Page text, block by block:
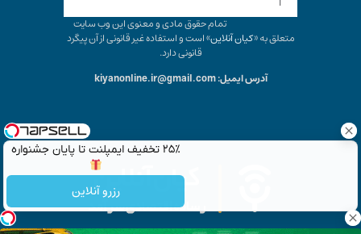
۲۵٪ تخفیف ایمپلنت تا پایان جشنواره
رزرو آنلاین
تمام حقوق مادی و معنوی این وب سایت
متعلق به «کیان آنلاین» است و استفاده غیر قانونی از آن پیگرد
قانونی دارد.
آدرس ایمیل: kiyanonline.ir@gmail.com